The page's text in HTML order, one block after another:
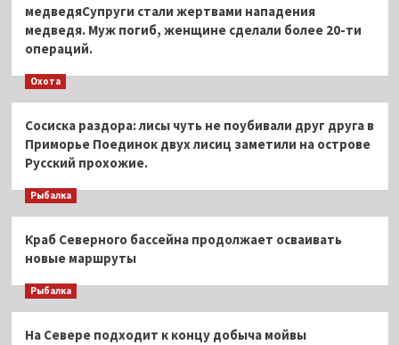
медведяСупруги стали жертвами нападения
медведя. Муж погиб, женщине сделали более 20-ти
операций.
Охота
Сосиска раздора: лисы чуть не поубивали друг друга в
Приморье Поединок двух лисиц заметили на острове
Русский прохожие.
Рыбалка
Краб Северного бассейна продолжает осваивать
новые маршруты
Рыбалка
На Севере подходит к концу добыча мойвы